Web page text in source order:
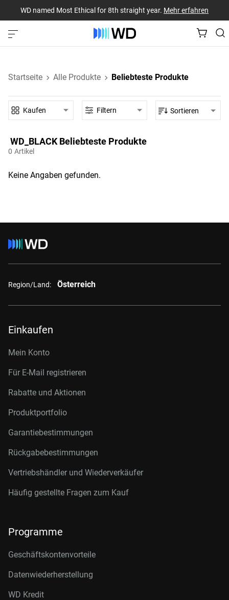
WD named Most Ethical for 8th straight year. Mehr erfahren
Startseite Alle Produkte Beliebteste Produkte
WD_BLACK‎ Beliebteste Produkte‎
0 Artikel
Kaufen Filtern Sortieren
Keine Angaben gefunden.
Region/Land: Österreich
Einkaufen
Mein Konto
Für E-Mail registrieren
Rabatte und Aktionen
Produktportfolio
Garantiebestimmungen
Rückgabebestimmungen
Vertriebshändler und Wiederverkäufer
Häufig gestellte Fragen zum Kauf
Programme
Geschäftskontenvorteile
Datenwiederherstellung
WD Kredit